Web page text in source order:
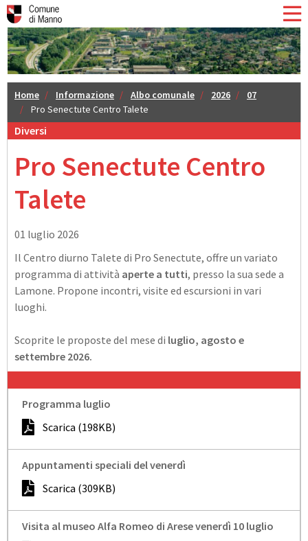
Home Informazione Albo comunale 2026
07
Pro Senectute Centro Talete
Diversi
Pro Senectute Centro
Talete
01 luglio 2026
Il Centro diurno Talete di Pro Senectute, offre un variato
programma di attività aperte a tutti, presso la sua sede a
Lamone. Propone incontri, visite ed escursioni in vari
luoghi.
Scoprite le proposte del mese di luglio, agosto e
settembre 2026.
Programma luglio
Scarica (198KB)
Appuntamenti speciali del venerdì
Scarica (309KB)
Visita al museo Alfa Romeo di Arese venerdì 10 luglio